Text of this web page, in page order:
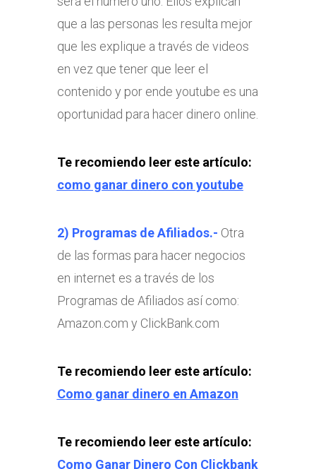
que a las personas les resulta mejor
que les explique a través de videos
en vez que tener que leer el
contenido y por ende youtube es una
oportunidad para hacer dinero online.
Te recomiendo leer este artículo:
como ganar dinero con youtube
2) Programas de Afiliados.- Otra
de las formas para hacer negocios
en internet es a través de los
Programas de Afiliados así como:
Amazon.com y ClickBank.com
Te recomiendo leer este artículo:
Como ganar dinero en Amazon
Te recomiendo leer este artículo:
Como Ganar Dinero Con Clickbank